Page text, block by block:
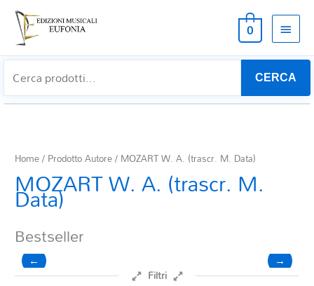
0
CERCA
Home/ Prodotto Autore / MOZART W. A. (trascr. M. Data)
MOZART W. A. (trascr. M.
Data)
Bestseller
← →
Filtri